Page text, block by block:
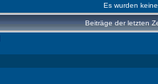
Es wurden
Beiträge der letzten